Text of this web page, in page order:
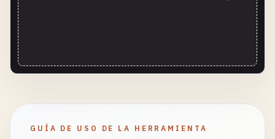
GUÍA DE USO DE LA HERRAMIENTA